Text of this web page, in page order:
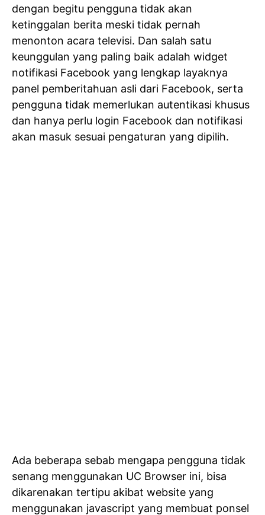
dengan begitu pengguna tidak akan
ketinggalan berita meski tidak pernah
menonton acara televisi. Dan salah satu
keunggulan yang paling baik adalah widget
notifikasi Facebook yang lengkap layaknya
panel pemberitahuan asli dari Facebook, serta
pengguna tidak memerlukan autentikasi khusus
dan hanya perlu login Facebook dan notifikasi
akan masuk sesuai pengaturan yang dipilih.
Ada beberapa sebab mengapa pengguna tidak
senang menggunakan UC Browser ini, bisa
dikarenakan tertipu akibat website yang
menggunakan javascript yang membuat ponsel